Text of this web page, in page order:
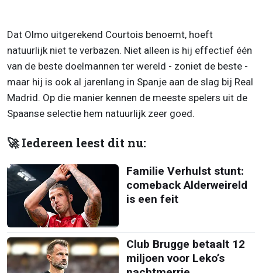
Dat Olmo uitgerekend Courtois benoemt, hoeft
natuurlijk niet te verbazen. Niet alleen is hij effectief één
van de beste doelmannen ter wereld - zoniet de beste -
maar hij is ook al jarenlang in Spanje aan de slag bij Real
Madrid. Op die manier kennen de meeste spelers uit de
Spaanse selectie hem natuurlijk zeer goed.
🚀 Iedereen leest dit nu:
Familie Verhulst stunt:
comeback Alderweireld
is een feit
Club Brugge betaalt 12
miljoen voor Leko’s